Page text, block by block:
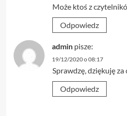
Może ktoś z
Odpowiedz
admin pisze:
19/12/2020 o 08:17
Sprawdzę, dziękuję za
Odpowiedz